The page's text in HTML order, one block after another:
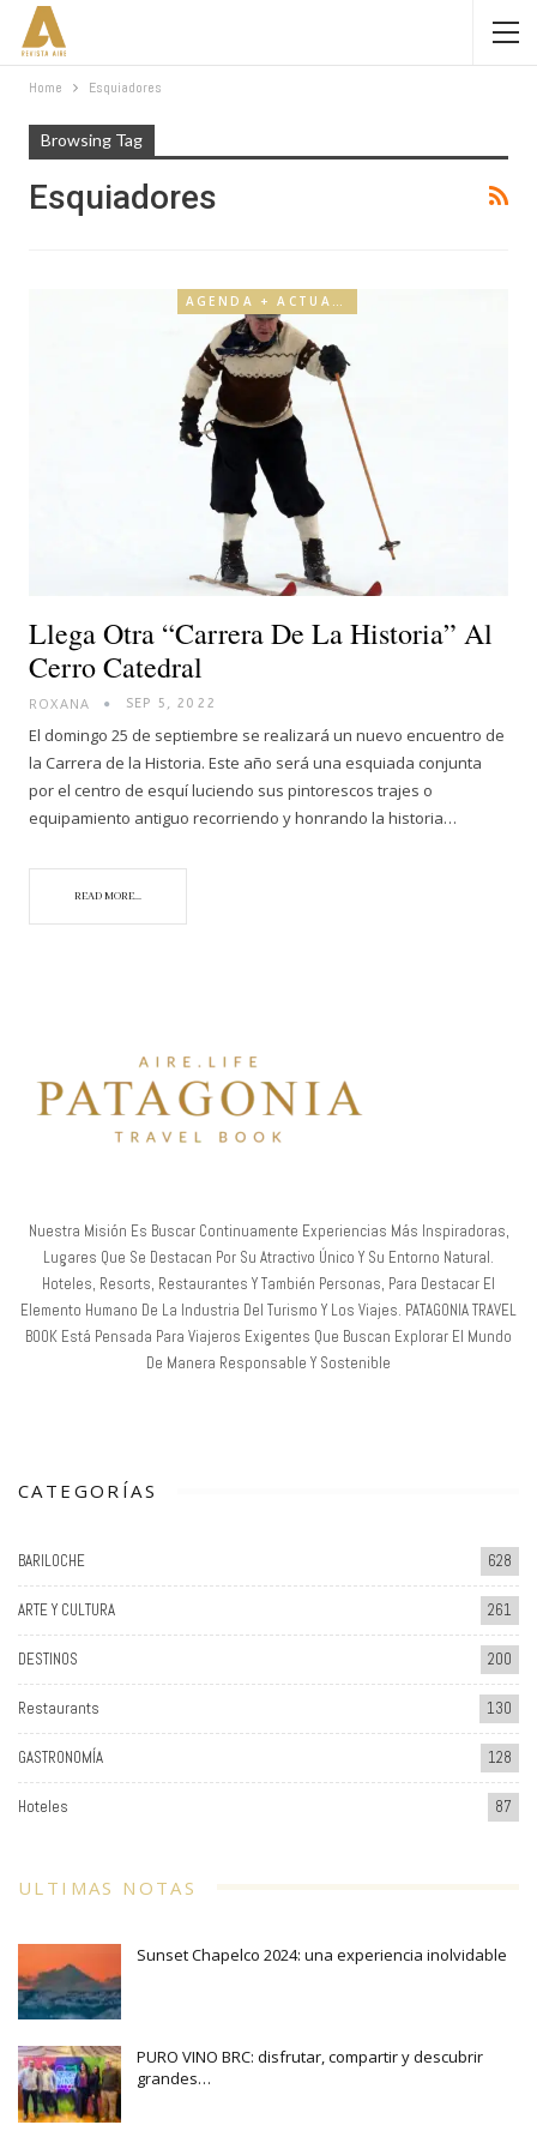
Home Esquiadores
Browsing Tag
Esquiadores
Llega Otra “Carrera De La Historia” Al
Cerro Catedral
ROXANA SEP 5, 2022
El domingo 25 de septiembre se realizará un nuevo encuentro de
la Carrera de la Historia. Este año será una esquiada conjunta
por el centro de esquí luciendo sus pintorescos trajes o
equipamiento antiguo recorriendo y honrando la historia…
READ MORE...
Nuestra Misión Es Buscar Continuamente Experiencias Más Inspiradoras,
Lugares Que Se Destacan Por Su Atractivo Único Y Su Entorno Natural.
Hoteles, Resorts, Restaurantes Y También Personas, Para Destacar El
Elemento Humano De La Industria Del Turismo Y Los Viajes. PATAGONIA TRAVEL
BOOK Está Pensada Para Viajeros Exigentes Que Buscan Explorar El Mundo
De Manera Responsable Y Sostenible
CATEGORÍAS
BARILOCHE 628
ARTE Y CULTURA 261
DESTINOS 200
Restaurants 130
GASTRONOMÍA 128
Hoteles 87
ULTIMAS NOTAS
Sunset Chapelco 2024: una experiencia inolvidable
PURO VINO BRC: disfrutar, compartir y descubrir
grandes…